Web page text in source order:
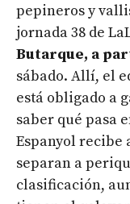
pepineros y
jornada 38 de
Butarque, a
sábado. Allí, el
está obligado a
saber qué pasa
Espanyol recibe
separan a
clasificación,